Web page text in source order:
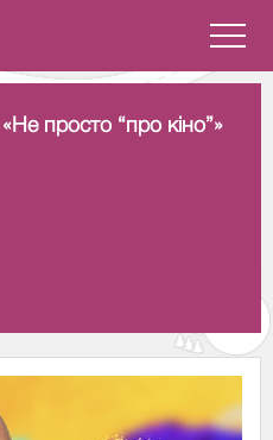
просто “про кіно”»